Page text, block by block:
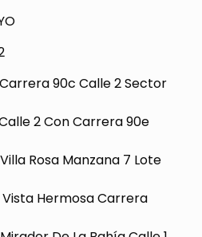
Carrera 90c Calle 2 Sector
Calle 2 Con Carrera 90e
Villa Rosa Manzana 7 Lote
Vista Hermosa Carrera